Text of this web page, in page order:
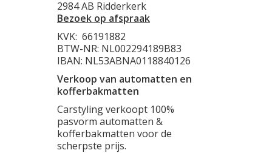
2984 AB Ridderkerk
Bezoek op afspraak
KVK: 66191882
BTW-NR: NL002294189B83
IBAN: NL53ABNA0118840126
Verkoop van automatten en
kofferbakmatten
Carstyling verkoopt 100%
pasvorm automatten &
kofferbakmatten voor de
scherpste prijs.